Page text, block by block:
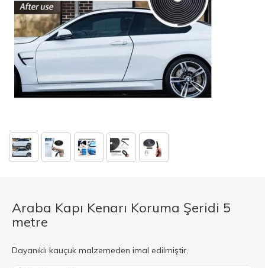
Araba Kapı Kenarı Koruma Şeridi 5
metre
Dayanıklı kauçuk malzemeden imal edilmiştir.